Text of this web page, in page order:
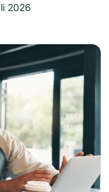
2026